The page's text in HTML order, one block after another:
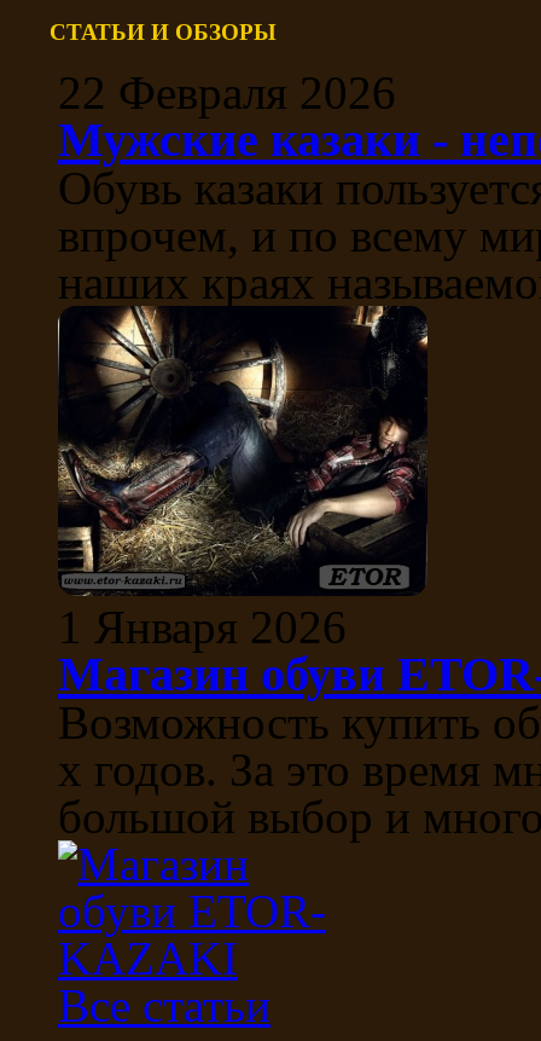
СТАТЬИ И ОБЗОРЫ
22 Февраля 2026
Мужские казаки -
Обувь казаки
впрочем, и по всему
наших краях
1 Января 2026
Магазин обуви
Возможность купить
х годов. За это время
большой выбор и
Все статьи